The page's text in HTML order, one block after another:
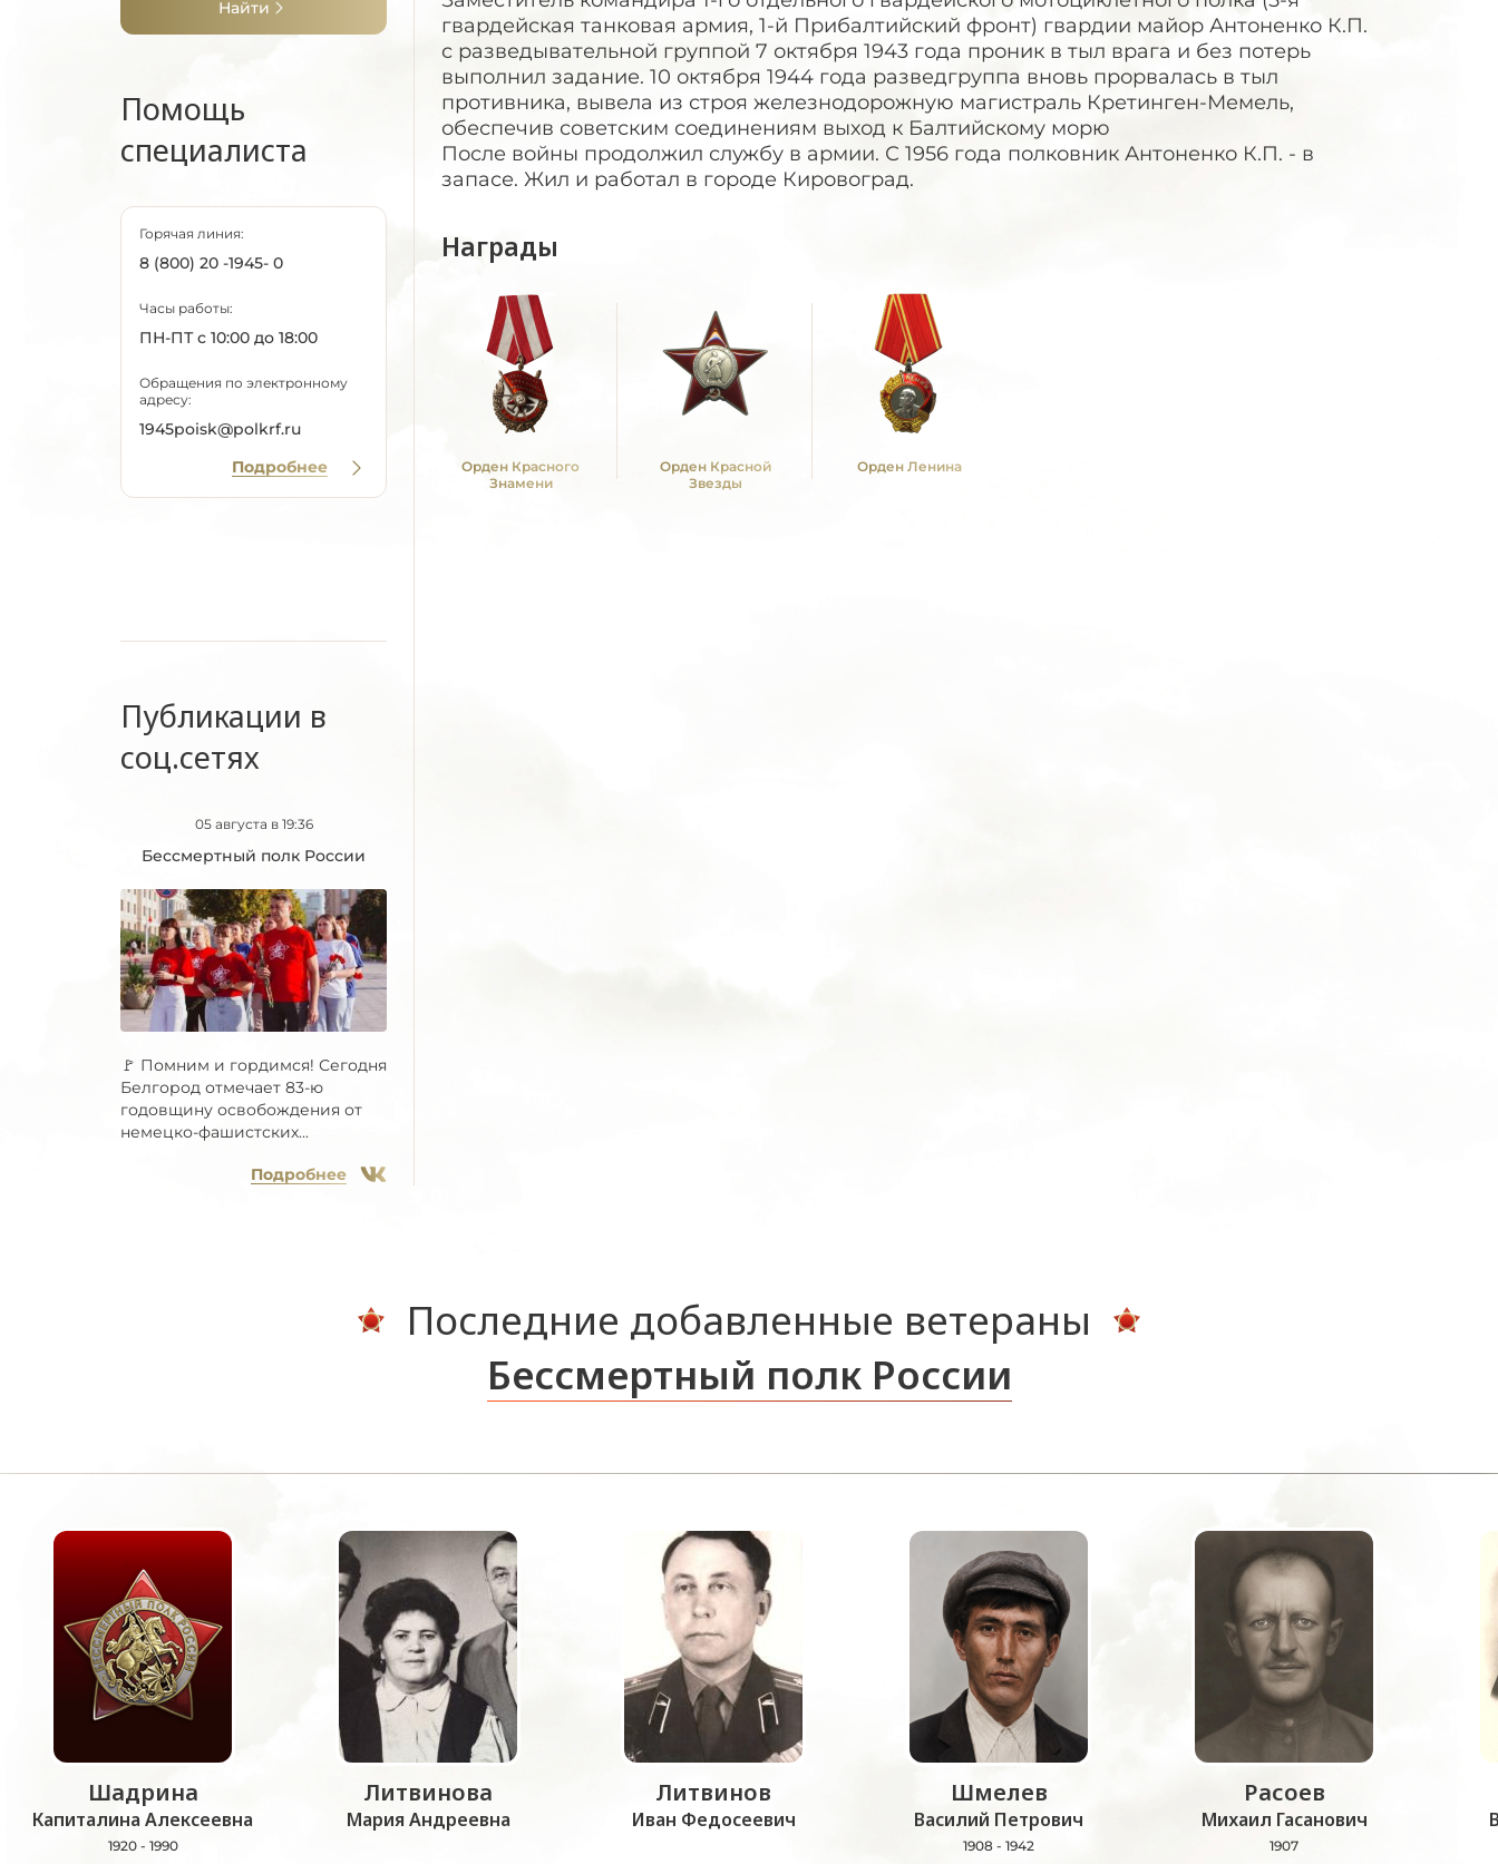
Найти
Помощь
специалиста
Горячая линия:
8 (800) 20 -1945- 0
Часы работы:
ПН-ПТ с 10:00 до 18:00
Обращения по электронному
адресу:
1945poisk@polkrf.ru
Подробнее
Публикации в
соц.сетях
05 августа в 19:36
Бессмертный полк России
🚩 Помним и гордимся! Сегодня
Белгород отмечает 83-ю
годовщину освобождения от
немецко-фашистских...
Подробнее
гвардейская танковая армия, 1-й Прибалтийский фронт) гвардии майор Антоненко К.П.
с разведывательной группой 7 октября 1943 года проник в тыл врага и без потерь
выполнил задание. 10 октября 1944 года разведгруппа вновь прорвалась в тыл
противника, вывела из строя железнодорожную магистраль Кретинген-Мемель,
обеспечив советским соединениям выход к Балтийскому морю
После войны продолжил службу в армии. С 1956 года полковник Антоненко К.П. - в
запасе. Жил и работал в городе Кировоград.
Награды
Орден Красного
Знамени
Орден Красной
Звезды
Орден Ленина
Последние добавленные ветераны
Бессмертный полк России
Шадрина
Капиталина Алексеевна
1920 - 1990
Литвинова
Мария Андреевна
Литвинов
Иван Федосеевич
Шмелев
Василий Петрович
1908 - 1942
Расоев
Михаил Гасанович
1907